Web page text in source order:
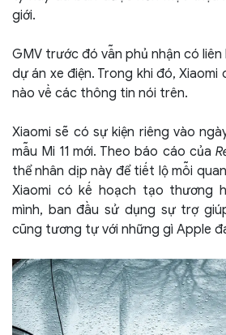
giới.
GMV trước đó vẫn phủ nhận có liên
dự án xe điện. Trong khi đó, Xiaomi
nào về các thông tin nói trên.
Xiaomi sẽ có sự kiện riêng vào
mẫu Mi 11 mới. Theo báo cáo của
thể nhân dịp này để tiết lộ mỗi
Xiaomi có kế hoạch tạo thương
mình, ban đầu sử dụng sự trợ
cũng tương tự với những gì Apple